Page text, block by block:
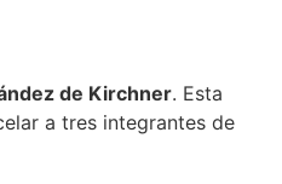
de Kirchner. Esta
a tres integrantes de